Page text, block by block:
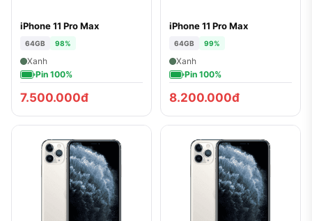
iPhone 11 Pro Max
64GB 98%
Xanh
Pin 100%
7.500.000đ
iPhone 11 Pro Max
64GB 99%
Xanh
Pin 100%
8.200.000đ